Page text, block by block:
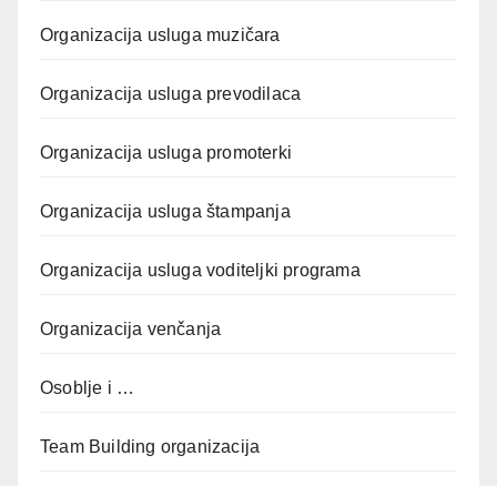
Organizacija usluga muzičara
Organizacija usluga prevodilaca
Organizacija usluga promoterki
Organizacija usluga štampanja
Organizacija usluga voditeljki programa
Organizacija venčanja
Osoblje i …
Team Building organizacija